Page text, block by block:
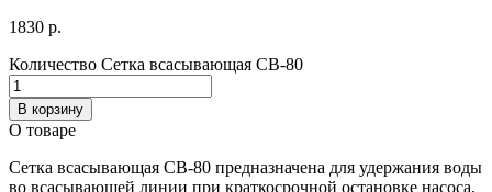
1830 р.
Количество Сетка всасывающая СВ-80
В корзину
О товаре
Сетка всасывающая СВ-80 предназначена для удержания воды
во всасывающей линии при краткосрочной остановке насоса,